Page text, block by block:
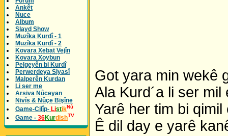
Ankêt
Nuce
Album
Slayd Show
Muzîka Kurdî - 1
Muzîka Kurdî - 2
Kovara Xebat Vejîn
Kovara Xoybun
Pelgeyên bi Kurdî
Perwerdeya Siyasî
Malperên Kurdan
Li ser me
Arsiva Nûceyan
Nivîs & Nûçe Bişîne
Game-Cilîp- ListikNû
Game - 36KurdishTV
Got yara min wekê
Ala Kurd´a li ser mil
Yarê her tim bi qimil
Ê dil day e yarê